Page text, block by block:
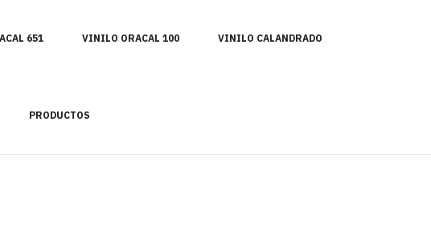
651 VINILO ORACAL 100 VINILO CALANDRADO
PRODUCTOS